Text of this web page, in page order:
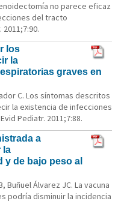
no parece eficaz
del tracto
los
la
graves en
C. Los síntomas descritos
la existencia de infecciones
Pediatr. 2011;7:88.
a
la
y de bajo peso al
Buñuel Álvarez JC. La vacuna
podría disminuir la incidencia